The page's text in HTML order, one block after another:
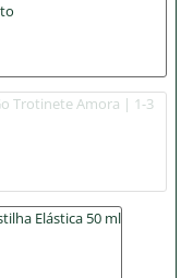
Trotinete Amora | 1-3
Elástica 50 ml